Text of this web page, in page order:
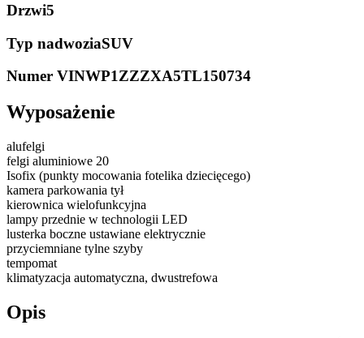
Drzwi5
Typ nadwoziaSUV
Numer VINWP1ZZZXA5TL150734
Wyposażenie
alufelgi
felgi aluminiowe 20
Isofix (punkty mocowania fotelika dziecięcego)
kamera parkowania tył
kierownica wielofunkcyjna
lampy przednie w technologii LED
lusterka boczne ustawiane elektrycznie
przyciemniane tylne szyby
tempomat
klimatyzacja automatyczna, dwustrefowa
Opis